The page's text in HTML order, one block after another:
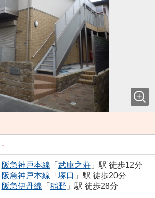
-
阪急神戸本線 「 武庫之荘」駅 徒歩12分
阪急神戸本線 「 塚口 」駅 徒歩20分
阪急伊丹線 「 稲野 」駅 徒歩28分